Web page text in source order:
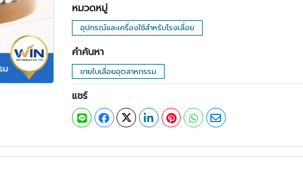
หมวดหมู่
อุปกรณ์และเครื่องใช้สำหรับโรงเลื่อย
คำค้นหา
ขายใบเลื่อยอุตสาหกรรม
แชร์